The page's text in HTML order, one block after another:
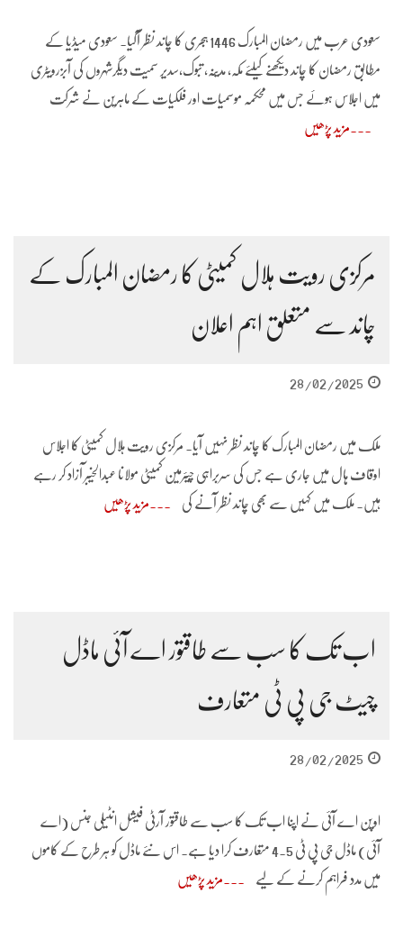
سعودی عرب میں رمضان المبارک 1446 ہجری کا چاند نظر آگیا۔ سعودی میڈیا کے
مطابق رمضان کا چاند دیکھنے کیلئے مکہ، مدینہ، تبوک،سدیر سمیت دیگرشہروں کی آبزرویٹری
میں اجلاس ہوئے جس میں محکمہ موسمیات اور فلکیات کے ماہرین نے شرکت
مزید پڑھیں
مرکزی رویت ہلال کمیٹی کا رمضان المبارک کے
چاند سے متعلق اہم اعلان
28/02/2025
ملک میں رمضان المبارک کا چاند نظر نہیں آیا۔ مرکزی رویت ہلال کمیٹی کا اجلاس
اوقاف ہال میں جاری ہے جس کی سربراہی چیئرمین کمیٹی مولانا عبدالخیبر آزاد کر رہے
ہیں۔ ملک میں کہیں سے بھی چاند نظر آنے کی مزید پڑھیں
اب تک کا سب سے طاقتور اے آئی ماڈل
چیٹ جی پی ٹی متعارف
28/02/2025
اوپن اے آئی نے اپنا اب تک کا سب سے طاقتور آرٹی فیشل انٹیلی جنس (اے
آئی) ماڈل جی پی ٹی 4.5 متعارف کرا دیا ہے۔ اس نئے ماڈل کو ہر طرح کے کاموں
میں مدد فراہم کرنے کے لیے مزید پڑھیں